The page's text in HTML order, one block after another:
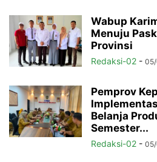
Wabup
Menuju
Provinsi
Redaksi-02 -
Pemprov
Belanja
Semester...
Redaksi-02 -